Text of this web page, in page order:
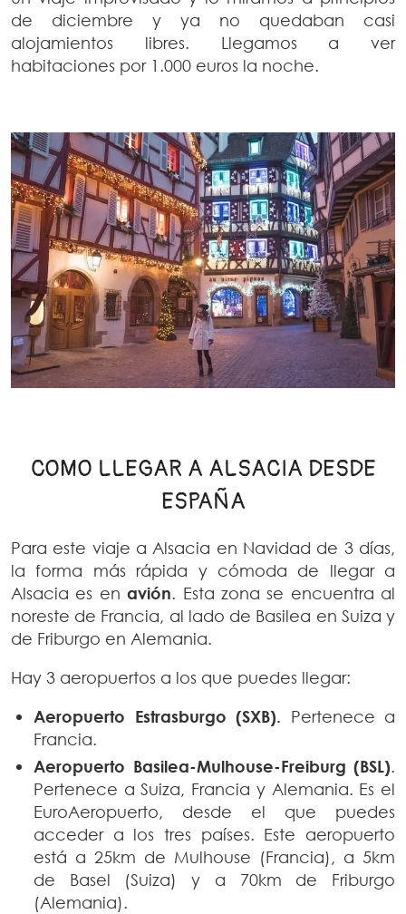
de diciembre y ya no quedaban casi
alojamientos libres. Llegamos a ver
habitaciones por 1.000 euros la noche.
COMO LLEGAR A ALSACIA DESDE
ESPAÑA
Para este viaje a Alsacia en Navidad de 3 días,
la forma más rápida y cómoda de llegar a
Alsacia es enavión. Esta zona se encuentra al
noreste de Francia, al lado de Basilea en Suiza y
de Friburgo en Alemania.
Hay 3 aeropuertos a los que puedes llegar:
Aeropuerto Estrasburgo (SXB). Pertenece a
Francia.
Aeropuerto Basilea-Mulhouse-Freiburg (BSL).
Pertenece a Suiza, Francia y Alemania. Es el
EuroAeropuerto, desde el que puedes
acceder a los tres países. Este aeropuerto
está a 25km de Mulhouse (Francia), a 5km
de Basel (Suiza) y a 70km de Friburgo
(Alemania).